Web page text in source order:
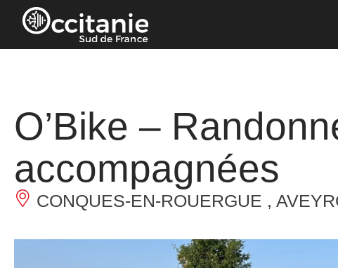
Cookies beheer paneel
O’Bike –
accompagnées
CONQUES-EN-ROUERGUE ,